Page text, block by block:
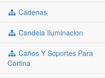
Cadenas
Candela Iluminacion
Caños Y Soportes Para
Cortina